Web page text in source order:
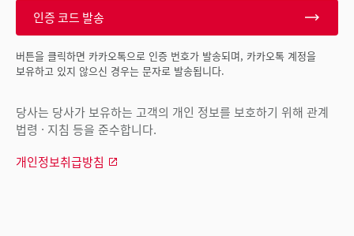
인증 코드 발송
버튼을 클릭하면 카카오톡으로 인증 번호가 발송되며, 카카오톡 계정을
보유하고 있지 않으신 경우는 문자로 발송됩니다.
당사는 당사가 보유하는 고객의 개인 정보를 보호하기 위해 관계
법령 · 지침 등을 준수합니다.
개인정보취급방침